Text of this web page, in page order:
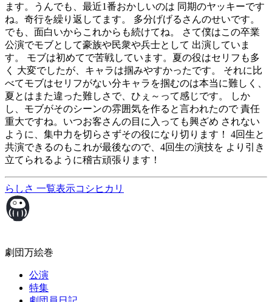
ます。うんでも、最近1番おかしいのは 同期のヤッキーです
ね。奇行を繰り返してます。 多分げげるさんのせいです。
でも、面白いからこれからも続けてね。 さて僕はこの卒業
公演でモブとして豪族や民衆や兵士として 出演していま
す。 モブは初めてで苦戦しています。夏の役はセリフも多
く 大変でしたが、キャラは掴みやすかったです。 それに比
べてモブはセリフがない分キャラを掴むのは本当に難しく、
夏とはまた違った難しさで、ひぇ～って感じです。 しか
し、モブがそのシーンの雰囲気を作ると言われたので 責任
重大ですね。いつお客さんの目に入っても興ざめ されない
ように、集中力を切らさずその役になり切ります！ 4回生と
共演できるのもこれが最後なので、4回生の演技を より引き
立てられるように稽古頑張ります！
らしさ 一覧表示コシヒカリ
劇団万絵巻
公演
特集